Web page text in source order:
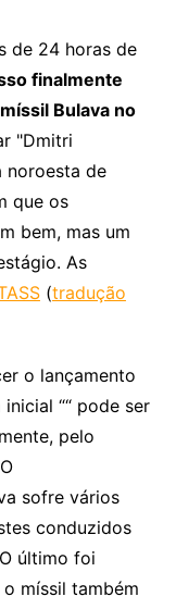
de 24 horas de
finalmente
Bulava no
"Dmitri
noroesta de
que os
bem, mas um
As
(tradução
o lançamento
““ pode ser
pelo
sofre vários
conduzidos
último foi
míssil também